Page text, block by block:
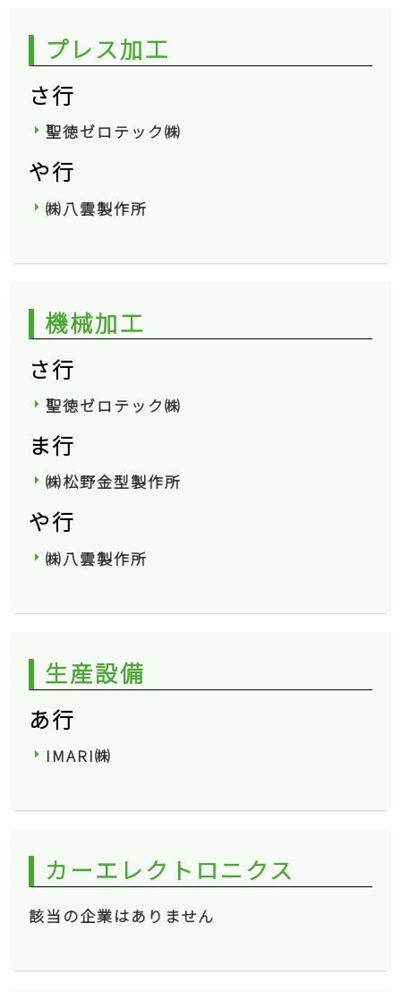
プレス加工
さ行
聖徳ゼロテック㈱
や行
㈱八雲製作所
機械加工
さ行
聖徳ゼロテック㈱
ま行
㈱松野金型製作所
や行
㈱八雲製作所
生産設備
あ行
IMARI㈱
カーエレクトロニクス
該当の企業はありません